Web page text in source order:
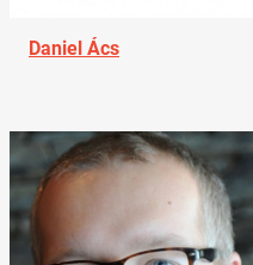
Daniel Ács